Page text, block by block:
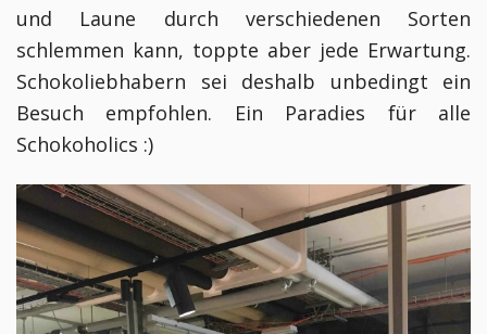
und Laune durch verschiedenen Sorten
schlemmen kann, toppte aber jede Erwartung.
Schokoliebhabern sei deshalb unbedingt ein
Besuch empfohlen. Ein Paradies für alle
Schokoholics :)